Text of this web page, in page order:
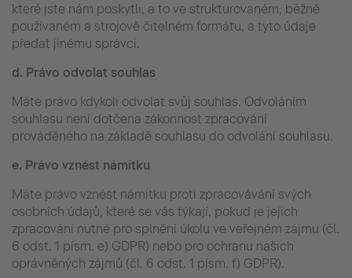
které jste nám poskytli, a to ve strukturovaném, běžně
používaném a strojově čitelném formátu, a tyto údaje
předat jinému správci.
d. Právo odvolat souhlas
Máte právo kdykoli odvolat svůj souhlas. Odvoláním
souhlasu není dotčena zákonnost zpracování
prováděného na základě souhlasu do odvolání souhlasu.
e. Právo vznést námitku
Máte právo vznést námitku proti zpracovávání svých
osobních údajů, které se vás týkají, pokud je jejich
zpracování nutné pro splnění úkolu ve veřejném zájmu (čl.
6 odst. 1 písm. e) GDPR) nebo pro ochranu našich
oprávněných zájmů (čl. 6 odst. 1 písm. f) GDPR).